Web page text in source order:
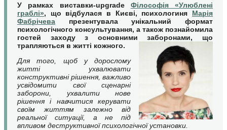
У рамках виставки-upgrade Філософія «Улюблені
граблі», що відбулася в Києві, психологиня Марія
Фабрічева
презентувала унікальний формат
психологічного консультування, а також познайомила
гостей заходу з основними заборонами, що
трапляються в житті кожного.
Для того, щоб у дорослому
житті ухвалювати
конструктивні рішення, важливо
усвідомити свої сценарні
заборони, ухвалити нове
рішення і навчитися керувати
своїм життям залежно від
реальної ситуації, а не під
впливом деструктивної психологічної установки.